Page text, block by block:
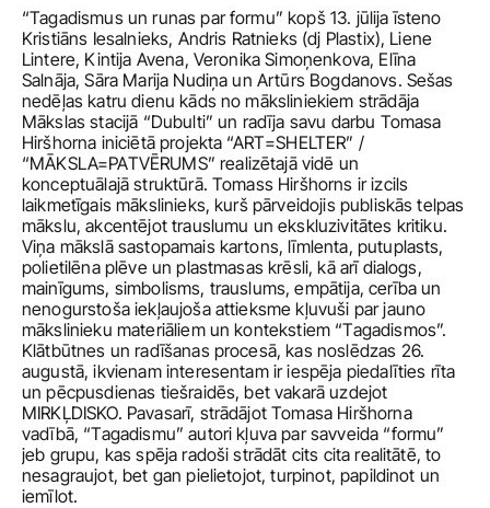
“Tagadismus un runas par formu” kopš 13. jūlija īsteno
Kristiāns Iesalnieks, Andris Ratnieks (dj Plastix), Liene
Lintere, Kintija Avena, Veronika Simoņenkova, Elīna
Salnāja, Sāra Marija Nudiņa un Artūrs Bogdanovs. Sešas
nedēļas katru dienu kāds no māksliniekiem strādāja
Mākslas stacijā “Dubulti” un radīja savu darbu Tomasa
Hiršhorna iniciētā projekta “ART=SHELTER” /
“MĀKSLA=PATVĒRUMS” realizētajā vidē un
konceptuālajā struktūrā. Tomass Hiršhorns ir izcils
laikmetīgais mākslinieks, kurš pārveidojis publiskās telpas
mākslu, akcentējot trauslumu un ekskluzivitātes kritiku.
Viņa mākslā sastopamais kartons, līmlenta, putuplasts,
polietilēna plēve un plastmasas krēsli, kā arī dialogs,
mainīgums, simbolisms, trauslums, empātija, cerība un
nenogurstoša iekļaujoša attieksme kļuvuši par jauno
mākslinieku materiāliem un kontekstiem “Tagadismos”.
Klātbūtnes un radīšanas procesā, kas noslēdzas 26.
augustā, ikvienam interesentam ir iespēja piedalīties rīta
un pēcpusdienas tiešraidēs, bet vakarā uzdejot
MIRKĻDISKO. Pavasarī, strādājot Tomasa Hiršhorna
vadībā, “Tagadismu” autori kļuva par savveida “formu”
jeb grupu, kas spēja radoši strādāt cits cita realitātē, to
nesagraujot, bet gan pielietojot, turpinot, papildinot un
iemīlot.